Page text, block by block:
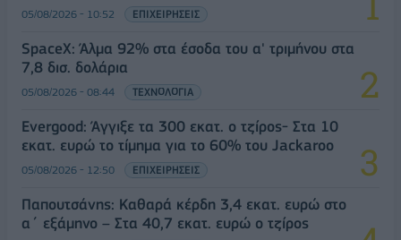
05/08/2026 - 10:52 ΕΠΙΧΕΙΡΗΣΕΙΣ
SpaceX: Άλμα 92% στα έσοδα του α' τριμήνου στα
7,8 δισ. δολάρια
05/08/2026 - 08:44 ΤΕΧΝΟΛΟΓΙΑ
Evergood: Άγγιξε τα 300 εκατ. ο τζίρος- Στα 10
εκατ. ευρώ το τίμημα για το 60% του Jackaroo
05/08/2026 - 12:50 ΕΠΙΧΕΙΡΗΣΕΙΣ
Παπουτσάνης: Καθαρά κέρδη 3,4 εκατ. ευρώ στο
α΄ εξάμηνο – Στα 40,7 εκατ. ευρώ ο τζίρος